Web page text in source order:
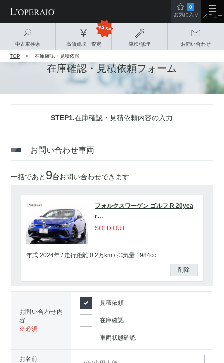
中古車検索 高価買取・査定 車検/修理 お問い合わせ
0
お気に入り
メニュー
TOP 在庫確認・見積依頼
在庫確認・見積依頼フォーム
STEP1.在庫確認・見積依頼内容の入力
お問い合わせ車両
一括であと 9台お問い合わせできます
フォルクスワーゲン ゴルフ R 20yea
r…
SOLD OUT
年式:2024年 走行距離:0.2万km 排気量:1984cc
削除
お問い合わせ内
容
見積依頼
在庫確認
車両状態確認
お名前